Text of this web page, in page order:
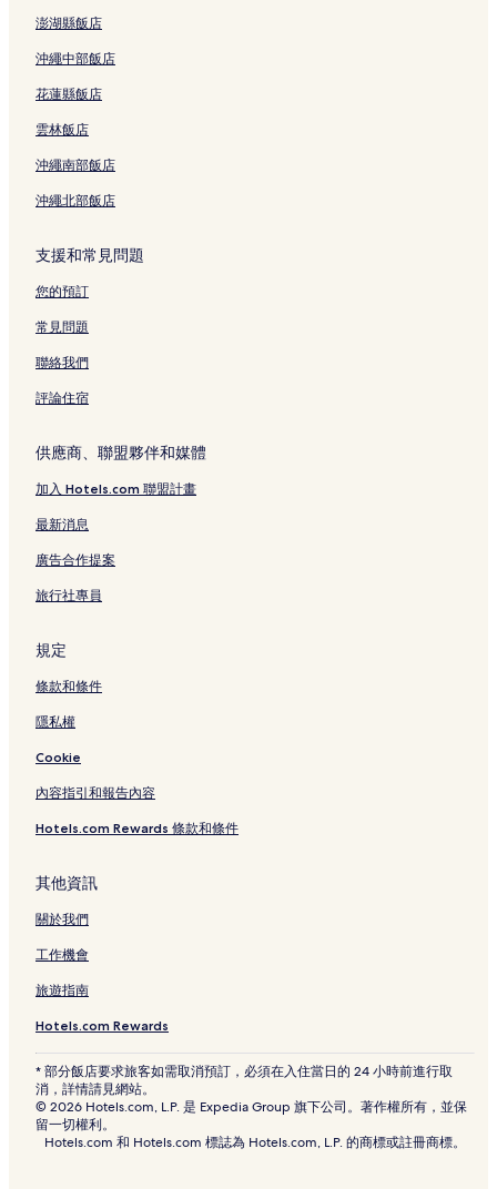
捷運忠孝復興站附近的飯店
捷運頂溪站附近的飯店
國立台灣民主紀念館附近的飯店
捷運西門站附近的飯店
萬華區飯店
新北市飯店
新店區飯店
大稻埕碼頭附近的飯店
捷運中原站附近的飯店
長榮海事博物館附近的飯店
大同區飯店
捷運三重站附近的飯店
台北車站附近的飯店
青山寺附近的飯店
澎湖縣飯店
沖繩中部飯店
花蓮縣飯店
雲林飯店
沖繩南部飯店
沖繩北部飯店
支援和常見問題
您的預訂
常見問題
聯絡我們
評論住宿
供應商、聯盟夥伴和媒體
加入 Hotels.com 聯盟計畫
最新消息
廣告合作提案
旅行社專員
規定
條款和條件
隱私權
Cookie
內容指引和報告內容
Hotels.com Rewards 條款和條件
其他資訊
關於我們
工作機會
旅遊指南
Hotels.com Rewards
* 部分飯店要求旅客如需取消預訂，必須在入住當日的 24 小時前進行取
消，詳情請見網站。
© 2026 Hotels.com, L.P. 是 Expedia Group 旗下公司。著作權所有，並保
留一切權利。
Hotels.com 和 Hotels.com 標誌為 Hotels.com, L.P. 的商標或註冊商標。